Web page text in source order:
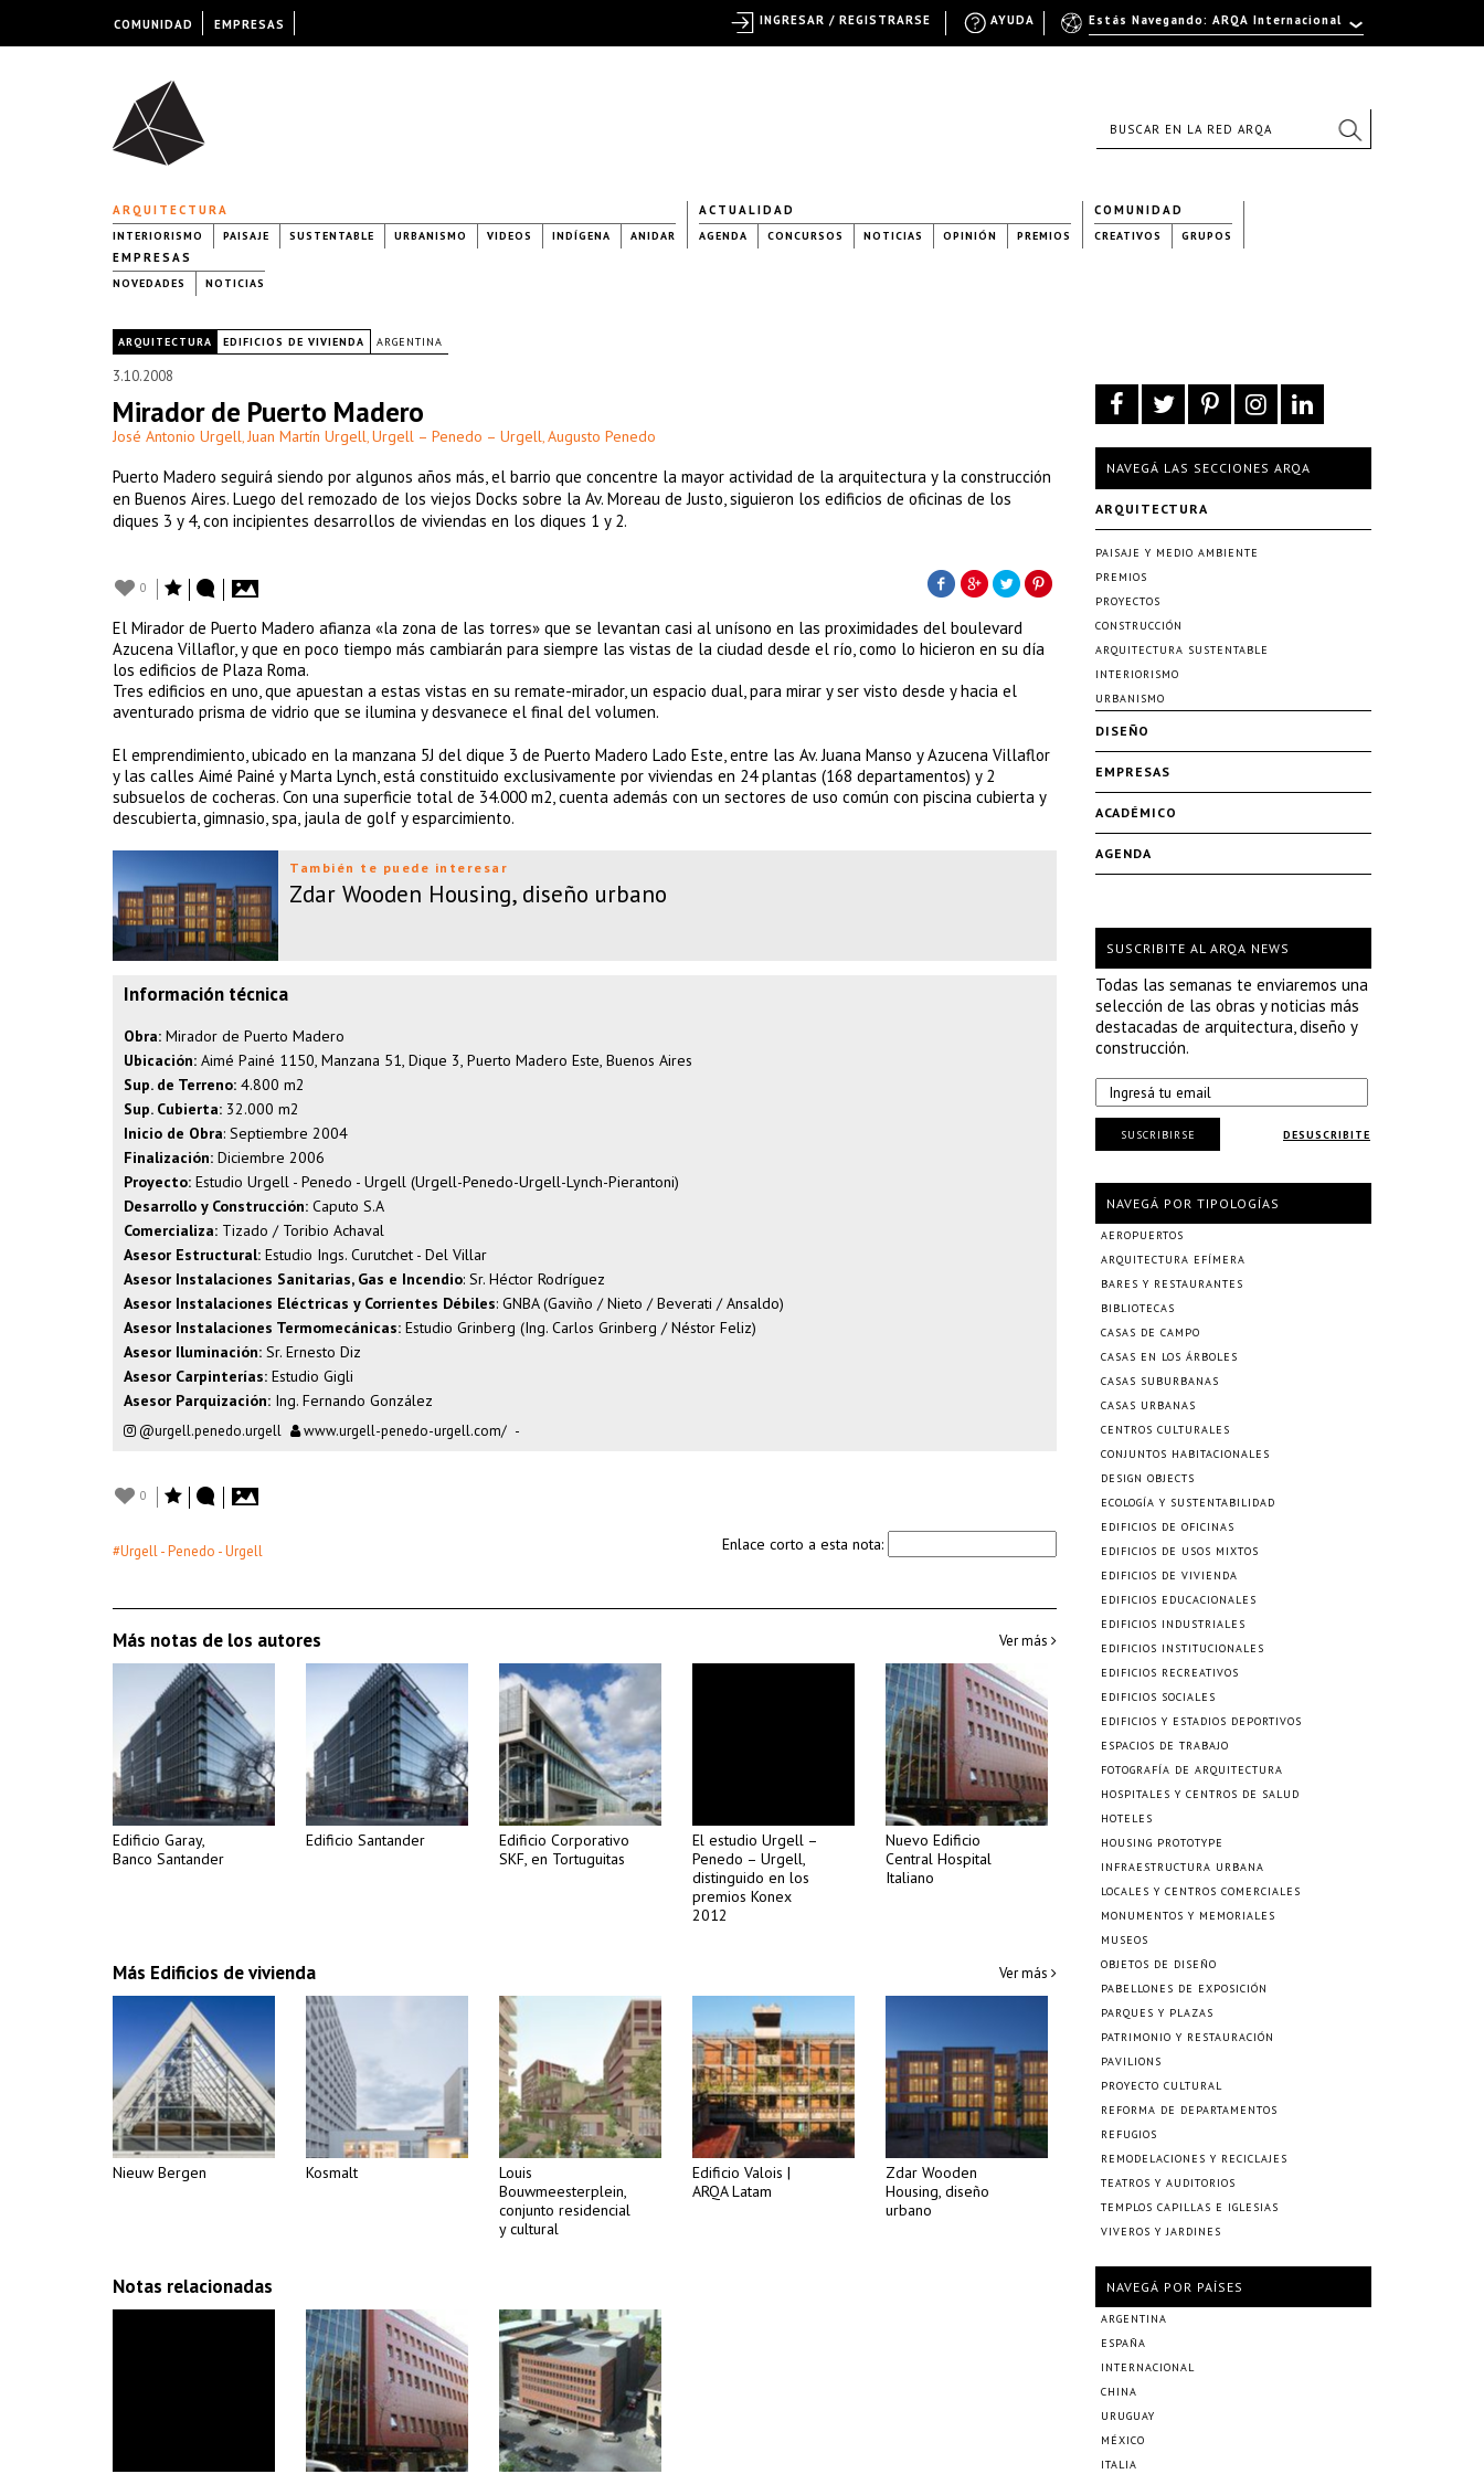
ARQUITECTURA
INTERIORISMO PAISAJE SUSTENTABLE URBANISMO VIDEOS INDÍGENA ANIDAR
ACTUALIDAD
AGENDA CONCURSOS NOTICIAS OPINIÓN PREMIOS
COMUNIDAD
CREATIVOS GRUPOS
EMPRESAS
NOVEDADES NOTICIAS
ARQUITECTURA EDIFICIOS DE VIVIENDA ARGENTINA
3.10.2008
Mirador de Puerto Madero
José Antonio Urgell, Juan Martín Urgell, Urgell – Penedo – Urgell, Augusto Penedo
Puerto Madero seguirá siendo por algunos años más, el barrio que concentre la mayor actividad de la arquitectura y la construcción
en Buenos Aires. Luego del remozado de los viejos Docks sobre la Av. Moreau de Justo, siguieron los edificios de oficinas de los
diques 3 y 4, con incipientes desarrollos de viviendas en los diques 1 y 2.
0
El Mirador de Puerto Madero afianza «la zona de las torres» que se levantan casi al unísono en las proximidades del boulevard
Azucena Villaflor, y que en poco tiempo más cambiarán para siempre las vistas de la ciudad desde el río, como lo hicieron en su día
los edificios de Plaza Roma.
Tres edificios en uno, que apuestan a estas vistas en su remate-mirador, un espacio dual, para mirar y ser visto desde y hacia el
aventurado prisma de vidrio que se ilumina y desvanece el final del volumen.
El emprendimiento, ubicado en la manzana 5J del dique 3 de Puerto Madero Lado Este, entre las Av. Juana Manso y Azucena Villaflor
y las calles Aimé Painé y Marta Lynch, está constituido exclusivamente por viviendas en 24 plantas (168 departamentos) y 2
subsuelos de cocheras. Con una superficie total de 34.000 m2, cuenta además con un sectores de uso común con piscina cubierta y
descubierta, gimnasio, spa, jaula de golf y esparcimiento.
También te puede interesar
Zdar Wooden Housing, diseño urbano
Información técnica
Obra: Mirador de Puerto Madero
Ubicación: Aimé Painé 1150, Manzana 51, Dique 3, Puerto Madero Este, Buenos Aires
Sup. de Terreno: 4.800 m2
Sup. Cubierta: 32.000 m2
Inicio de Obra: Septiembre 2004
Finalización: Diciembre 2006
Proyecto: Estudio Urgell - Penedo - Urgell (Urgell-Penedo-Urgell-Lynch-Pierantoni)
Desarrollo y Construcción: Caputo S.A
Comercializa: Tizado / Toribio Achaval
Asesor Estructural: Estudio Ings. Curutchet - Del Villar
Asesor Instalaciones Sanitarias, Gas e Incendio: Sr. Héctor Rodríguez
Asesor Instalaciones Eléctricas y Corrientes Débiles: GNBA (Gaviño / Nieto / Beverati / Ansaldo)
Asesor Instalaciones Termomecánicas: Estudio Grinberg (Ing. Carlos Grinberg / Néstor Feliz)
Asesor Iluminación: Sr. Ernesto Diz
Asesor Carpinterías: Estudio Gigli
Asesor Parquización: Ing. Fernando González
@urgell.penedo.urgell www.urgell-penedo-urgell.com/ -
0
#Urgell - Penedo - Urgell Enlace corto a esta nota:
Más notas de los autores Ver más
Edificio Garay,
Banco Santander
Edificio Santander
Edificio Corporativo
SKF, en Tortuguitas
El estudio Urgell –
Penedo – Urgell,
distinguido en los
premios Konex
2012
Nuevo Edificio
Central Hospital
Italiano
Más Edificios de vivienda Ver más
Nieuw Bergen Kosmalt
Louis
Bouwmeesterplein,
conjunto residencial
y cultural
Edificio Valois |
ARQA Latam
Zdar Wooden
Housing, diseño
urbano
Notas relacionadas
NAVEGÁ LAS SECCIONES ARQA
ARQUITECTURA
PAISAJE Y MEDIO AMBIENTE
PREMIOS
PROYECTOS
CONSTRUCCIÓN
ARQUITECTURA SUSTENTABLE
INTERIORISMO
URBANISMO
DISEÑO
EMPRESAS
ACADÉMICO
AGENDA
SUSCRIBITE AL ARQA NEWS
Todas las semanas te enviaremos una
selección de las obras y noticias más
destacadas de arquitectura, diseño y
construcción.
DESUSCRIBITE
SUSCRIBIRSE
NAVEGÁ POR TIPOLOGÍAS
AEROPUERTOS
ARQUITECTURA EFÍMERA
BARES Y RESTAURANTES
BIBLIOTECAS
CASAS DE CAMPO
CASAS EN LOS ÁRBOLES
CASAS SUBURBANAS
CASAS URBANAS
CENTROS CULTURALES
CONJUNTOS HABITACIONALES
DESIGN OBJECTS
ECOLOGÍA Y SUSTENTABILIDAD
EDIFICIOS DE OFICINAS
EDIFICIOS DE USOS MIXTOS
EDIFICIOS DE VIVIENDA
EDIFICIOS EDUCACIONALES
EDIFICIOS INDUSTRIALES
EDIFICIOS INSTITUCIONALES
EDIFICIOS RECREATIVOS
EDIFICIOS SOCIALES
EDIFICIOS Y ESTADIOS DEPORTIVOS
ESPACIOS DE TRABAJO
FOTOGRAFÍA DE ARQUITECTURA
HOSPITALES Y CENTROS DE SALUD
HOTELES
HOUSING PROTOTYPE
INFRAESTRUCTURA URBANA
LOCALES Y CENTROS COMERCIALES
MONUMENTOS Y MEMORIALES
MUSEOS
OBJETOS DE DISEÑO
PABELLONES DE EXPOSICIÓN
PARQUES Y PLAZAS
PATRIMONIO Y RESTAURACIÓN
PAVILIONS
PROYECTO CULTURAL
REFORMA DE DEPARTAMENTOS
REFUGIOS
REMODELACIONES Y RECICLAJES
TEATROS Y AUDITORIOS
TEMPLOS CAPILLAS E IGLESIAS
VIVEROS Y JARDINES
NAVEGÁ POR PAÍSES
ARGENTINA
ESPAÑA
INTERNACIONAL
CHINA
URUGUAY
MÉXICO
ITALIA
COMUNIDAD EMPRESAS Estás Navegando: ARQA Internacional
AYUDA
INGRESAR / REGISTRARSE